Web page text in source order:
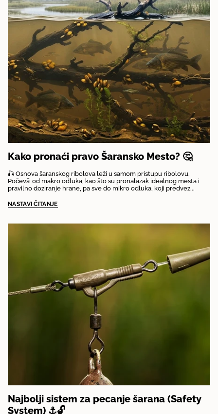
Kako pronaći pravo Šaransko Mesto? 🤔
🎣 Osnova šaranskog ribolova leži u samom pristupu ribolovu.
Počevši od makro odluka, kao što su pronalazak idealnog mesta i
pravilno doziranje hrane, pa sve do mikro odluka, koji predvez...
NASTAVI ČITANJE
Najbolji sistem za pecanje šarana (Safety
System) ⚓🔓